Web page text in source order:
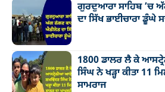
ਗੁਰਦੁਆਰਾ ਸਾਹਿਬ ’ਚ
ਦਾ ਸਿੱਖ ਭਾਈਚਾਰਾ ਡੂੰਘੇ
1800 ਡਾਲਰ ਲੈ ਕੇ
ਸਿੰਘ ਨੇ ਖੜ੍ਹਾ ਕੀਤਾ 11
ਸਾਮਰਾਜ